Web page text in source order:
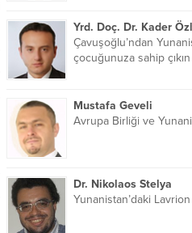
Yrd. Doç. Dr. Kader
Çavuşoğlu’ndan
çocuğunuza sahip çıkın
Mustafa Geveli
Avrupa Birliği ve
Dr. Nikolaos Stelya
Yunanistan’daki Lavrion